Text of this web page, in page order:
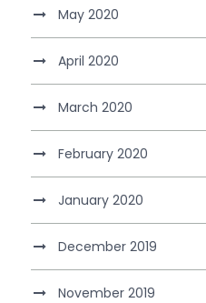
May 2020
April 2020
March 2020
February 2020
January 2020
December 2019
November 2019